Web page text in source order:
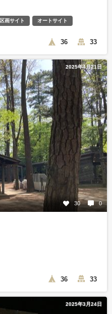
区画サイト オートサイト
36 33
2025年4月21日
30 0
36 33
2025年3月24日